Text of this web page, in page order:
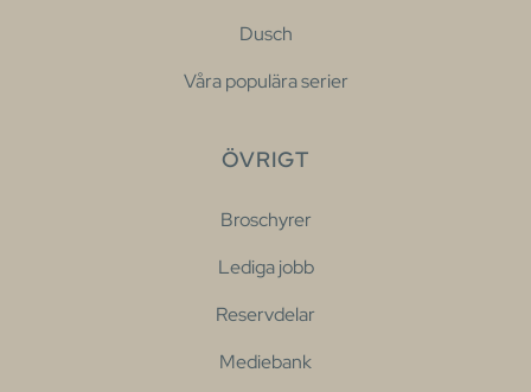
Dusch
Våra populära serier
ÖVRIGT
Broschyrer
Lediga jobb
Reservdelar
Mediebank